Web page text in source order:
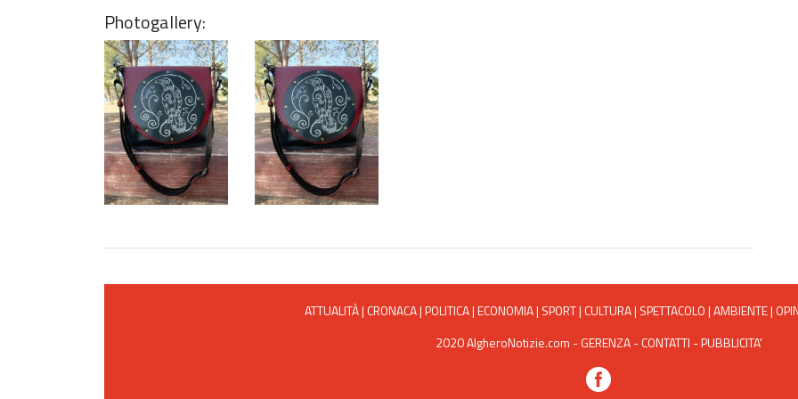
Photogallery:
ATTUALITÀ| CRONACA|POLITICA|ECONOMIA| SPORT| CULTURA| SPETTACOLO|AMBIENTE|
2020 AlgheroNotizie.com - GERENZA- CONTATTI -PUBBLICITA'